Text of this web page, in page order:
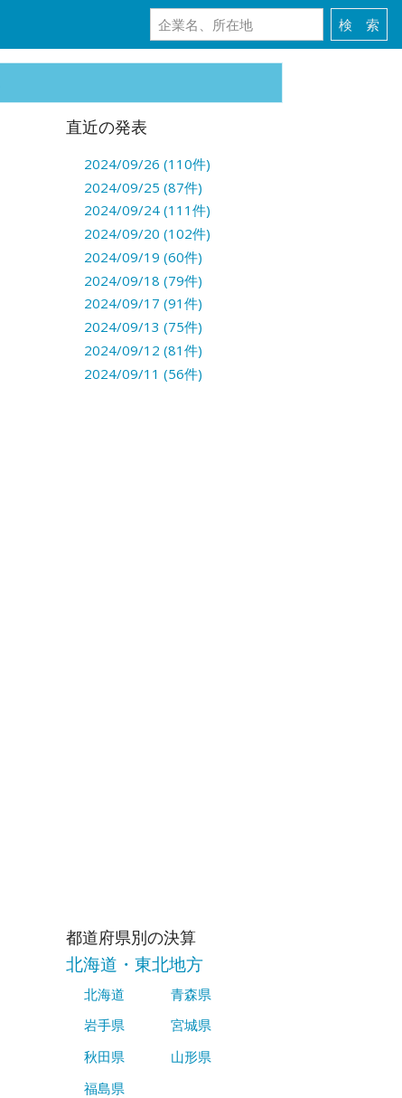
直近の発表
2024/09/26 (110件)
2024/09/25 (87件)
2024/09/24 (111件)
2024/09/20 (102件)
2024/09/19 (60件)
2024/09/18 (79件)
2024/09/17 (91件)
2024/09/13 (75件)
2024/09/12 (81件)
2024/09/11 (56件)
都道府県別の決算
北海道・東北地方
北海道
青森県
岩手県
宮城県
秋田県
山形県
福島県